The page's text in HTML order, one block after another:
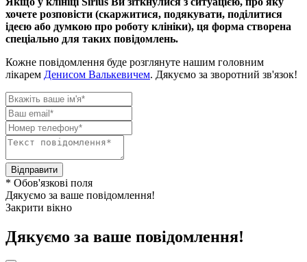
хочете розповісти (скаржитися, подякувати, поділитися
ідеєю або думкою про роботу клініки), ця форма створена
спеціально для таких повідомлень.
Кожне повідомлення буде розглянуте нашим головним
лікарем Денисом Валькевичем. Дякуємо за зворотний зв'язок!
Відправити
* Обов'язкові поля
Дякуємо за ваше повідомлення!
Закрити вікно
Дякуємо за ваше повідомлення!